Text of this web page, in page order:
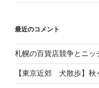
最近のコメント
札幌の百貨店競争とニッ
【東京近郊 犬散歩】秋